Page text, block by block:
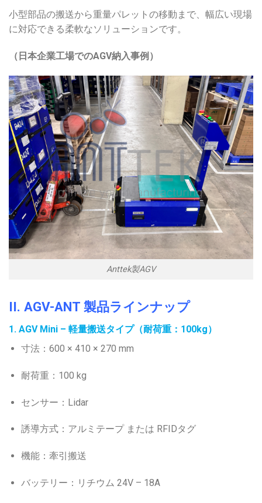
小型部品の搬送から重量パレットの移動まで、幅広い現場
に対応できる柔軟なソリューションです。
（日本企業工場でのAGV納入事例）
Anttek製AGV
II. AGV-ANT 製品ラインナップ
1. AGV Mini – 軽量搬送タイプ（耐荷重：100kg）
寸法：600 × 410 × 270 mm
耐荷重：100 kg
センサー：Lidar
誘導方式：アルミテープ または RFIDタグ
機能：牽引搬送
バッテリー：リチウム 24V – 18A